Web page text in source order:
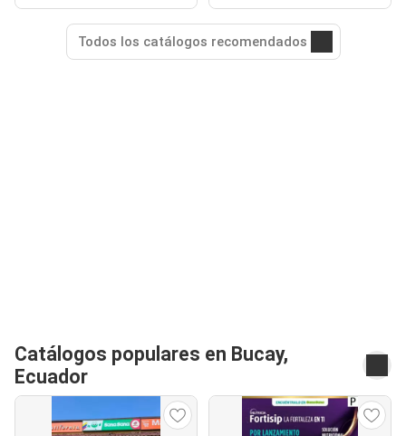
Todos los catálogos recomendados
Catálogos populares en Bucay,
Ecuador